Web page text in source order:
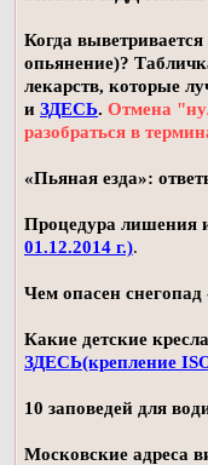
Когда
опьянение)?
лекарств, которые
и ЗДЕСЬ. Отмена
разобраться в
«Пьяная езда»:
Процедура лишения
01.12.2014 г.).
Чем опасен снегопад
Какие детские
ЗДЕСЬ(крепление
10 заповедей для
Московские адреса